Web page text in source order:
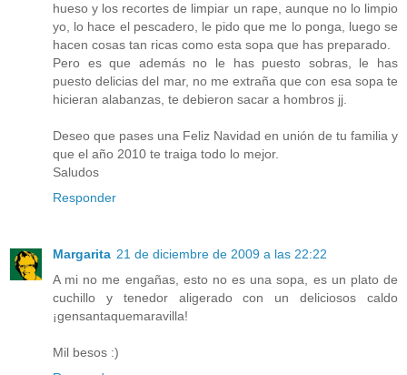
hueso y los recortes de limpiar un rape, aunque no lo limpio
yo, lo hace el pescadero, le pido que me lo ponga, luego se
hacen cosas tan ricas como esta sopa que has preparado.
Pero es que además no le has puesto sobras, le has
puesto delicias del mar, no me extraña que con esa sopa te
hicieran alabanzas, te debieron sacar a hombros jj.
Deseo que pases una Feliz Navidad en unión de tu familia y
que el año 2010 te traiga todo lo mejor.
Saludos
Responder
Margarita 21 de diciembre de 2009 a las 22:22
A mi no me engañas, esto no es una sopa, es un plato de
cuchillo y tenedor aligerado con un deliciosos caldo
¡gensantaquemaravilla!
Mil besos :)